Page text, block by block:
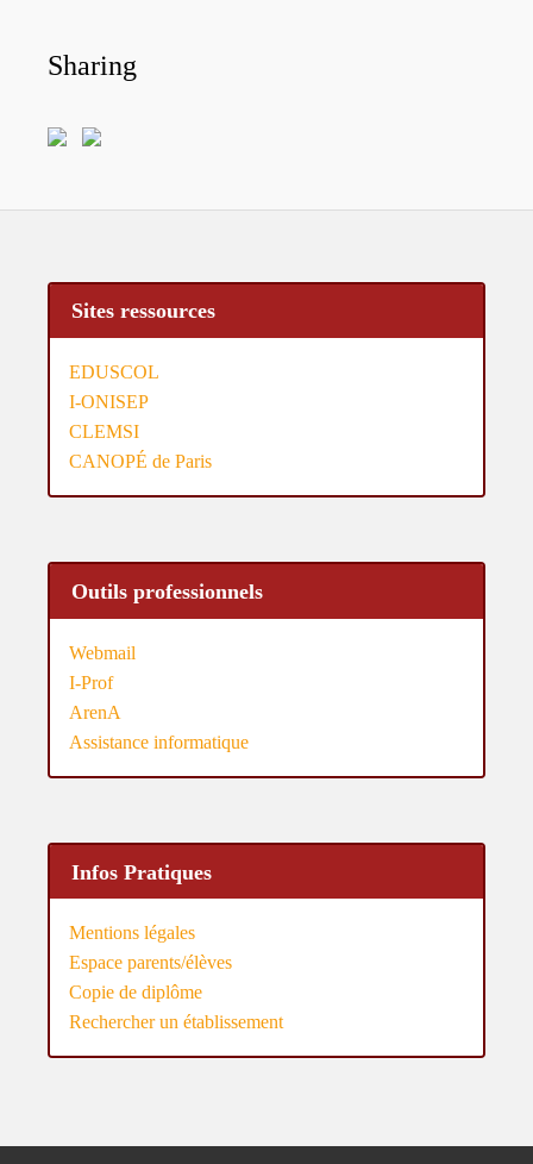
Sharing
Sites ressources
EDUSCOL
I-ONISEP
CLEMSI
CANOPÉ de Paris
Outils professionnels
Webmail
I-Prof
ArenA
Assistance informatique
Infos Pratiques
Mentions légales
Espace parents/élèves
Copie de diplôme
Rechercher un établissement